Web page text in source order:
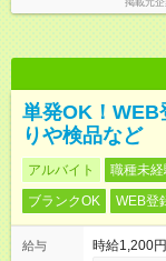
掲載元企
単発OK！WEB
りや検品など
アルバイト 職種未
ブランクOK
WEB登
給与
時給1,200